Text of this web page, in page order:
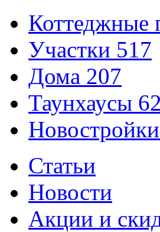
Коттеджные
Участки 517
Дома 207
Таунхаусы 62
Статьи
Новости
Акции и